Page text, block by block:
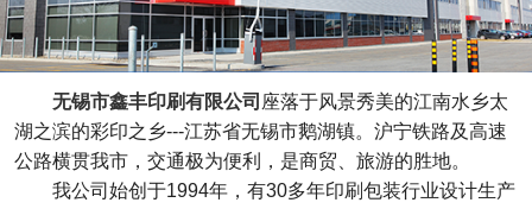
无锡市鑫丰印刷有限公司 座落于风景秀美的江南水乡太
湖之滨的彩印之乡---江苏省无锡市鹅湖镇。沪宁铁路及高速
公路横贯我市，交通极为便利，是商贸、旅游的胜地。
我公司始创于1994年，有30多年印刷包装行业设计生产